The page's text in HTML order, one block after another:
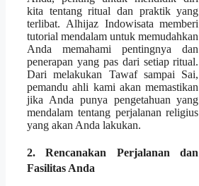
kita tentang ritual dan praktik yang
terlibat. Alhijaz Indowisata memberi
tutorial mendalam untuk memudahkan
Anda memahami pentingnya dan
penerapan yang pas dari setiap ritual.
Dari melakukan Tawaf sampai Sai,
pemandu ahli kami akan memastikan
jika Anda punya pengetahuan yang
mendalam tentang perjalanan religius
yang akan Anda lakukan.
2. Rencanakan Perjalanan dan
Fasilitas Anda